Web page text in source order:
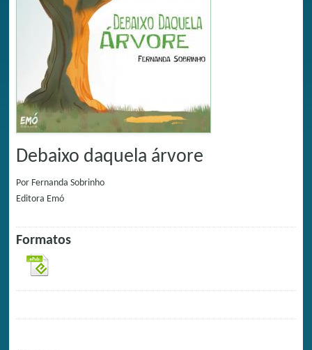
Debaixo daquela árvore
Por Fernanda Sobrinho
Editora Emó
Formatos